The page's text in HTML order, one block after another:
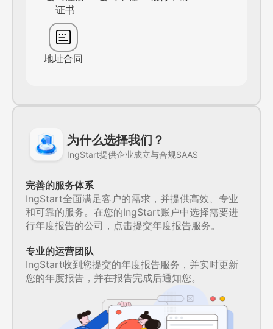
证书
地址合同
为什么选择我们？
IngStart提供企业成立与合规SAAS
完善的服务体系
IngStart全面满足客户的需求，并提供高效、专业
和可靠的服务。在您的IngStart账户中选择需要进
行年度报告的公司，点击提交年度报告服务。
专业的运营团队
IngStart收到您提交的年度报告服务，并实时更新
您的年度报告，并在报告完成后通知您。